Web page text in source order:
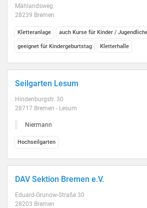
Mählandsweg
28239 Bremen
Kletteranlage auch Kurse für Kinder /
geeignet für Kindergeburtstag Kletterhalle
Seilgarten Lesum
Hindenburgstr. 30
28717 Bremen - Lesum
Niermann
Hochseilgarten
DAV Sektion Bremen e.V.
Eduard-Grunow-Straße 30
28203 Bremen